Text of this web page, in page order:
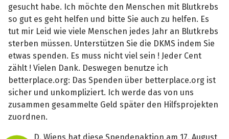
gesucht habe. Ich möchte den Menschen mit Blutkrebs
so gut es geht helfen und bitte Sie auch zu helfen. Es
tut mir Leid wie viele Menschen jedes Jahr an Blutkrebs
sterben müssen. Unterstützen Sie die DKMS indem Sie
etwas spenden. Es muss nicht viel sein ! Jeder Cent
zählt ! Vielen Dank. Deswegen benutze ich
betterplace.org: Das Spenden über betterplace.org ist
sicher und unkompliziert. Ich werde das von uns
zusammen gesammelte Geld später den Hilfsprojekten
zuordnen.